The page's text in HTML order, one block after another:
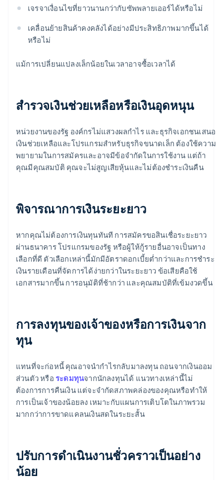
เจรจาเงื่อนไขที่ยาวนานกว่ากับซัพพลายเออร์ได้หรือไม่
เคลื่อนย้ายสินค้าคงคลังได้อย่างมีประสิทธิภาพมากขึ้นได้
หรือไม่
แม้การเปลี่ยนแปลงเล็กน้อยในเวลาอาจซื้อเวลาได้
สำรวจเงินช่วยเหลือหรือเงินอุดหนุน
หน่วยงานของรัฐ องค์กรไม่แสวงผลกำไร และธุรกิจเอกชนเสนอ
เงินช่วยเหลือและโปรแกรมสำหรับธุรกิจขนาดเล็ก ต้องใช้ความ
พยายามในการสมัครและอาจมีข้อจำกัดในการใช้งาน แต่ถ้า
คุณมีคุณสมบัติ คุณจะไม่สูญเสียหุ้นและไม่ต้องชำระเงินคืน
พิจารณาการเงินระยะยาว
หากคุณไม่ต้องการเงินทุนทันที การสมัครขอสินเชื่อระยะยาว
ผ่านธนาคาร โปรแกรมของรัฐ หรือผู้ให้กู้รายอื่นอาจเป็นทาง
เลือกที่ดี ตัวเลือกเหล่านี้มักมีอัตราดอกเบี้ยต่ำกว่าและการชำระ
เงินรายเดือนที่จัดการได้ง่ายกว่าในระยะยาว ข้อเสียคือใช้
เอกสารมากขึ้น การอนุมัติที่ช้ากว่า และคุณสมบัติที่เข้มงวดขึ้น
การลงทุนของเจ้าของหรือการเงินจาก
ทุน
แทนที่จะก่อหนี้ คุณอาจนำกำไรกลับมาลงทุน ถอนจากเงินออม
ส่วนตัว หรือ ระดมทุนจากนักลงทุนได้ แนวทางเหล่านี้ไม่
ต้องการการคืนเงิน แต่จะจำกัดสภาพคล่องของคุณหรือทำให้
การเป็นเจ้าของน้อยลง เหมาะกับแผนการเติบโตในภาพรวม
มากกว่าการขาดแคลนเงินสดในระยะสั้น
ปรับการดำเนินงานชั่วคราวเป็นอย่าง
น้อย